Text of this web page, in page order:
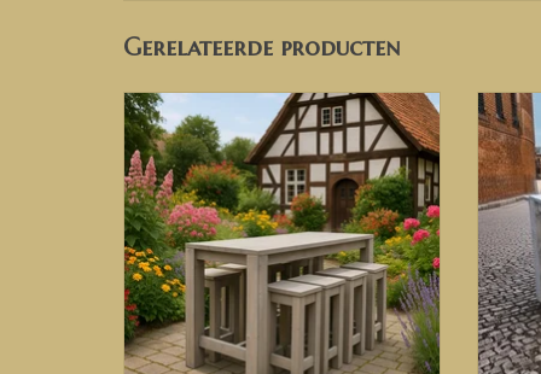
Gerelateerde producten
Bartafel van steigerhout.
TOEVOEGEN AAN WINKELWAGEN